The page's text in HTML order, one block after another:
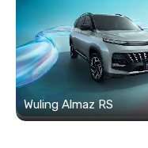
Wuling Almaz RS